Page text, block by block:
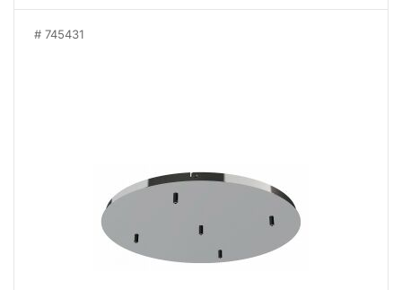
745431